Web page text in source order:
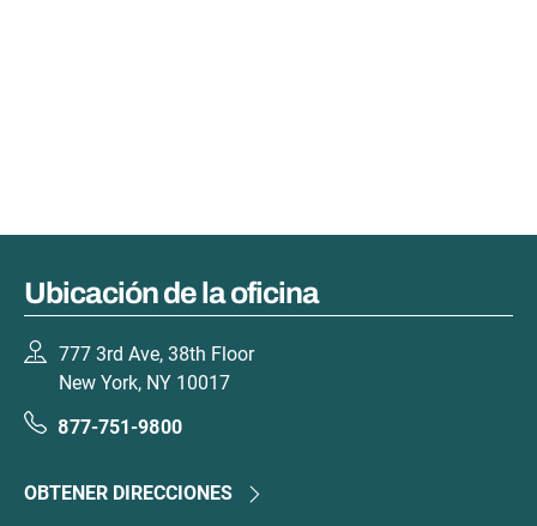
Ubicación de la oficina
777 3rd Ave, 38th Floor
New York, NY 10017
877-751-9800
OBTENER DIRECCIONES